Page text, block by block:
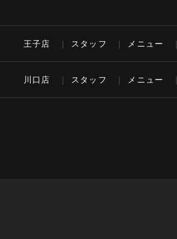
王子店 スタッフ メニュー
川口店 スタッフ メニュー